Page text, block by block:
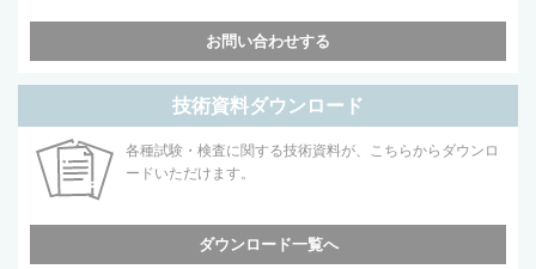
お問い合わせする
技術資料ダウンロード
各種試験・検査に関する技術資料が、こちらからダウンロ
ードいただけます。
ダウンロード一覧へ